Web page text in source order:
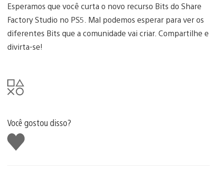
Esperamos que você curta o novo recurso Bits do Share
Factory Studio no PS5. Mal podemos esperar para ver os
diferentes Bits que a comunidade vai criar. Compartilhe e
divirta-se!
Você gostou disso?
Curtir